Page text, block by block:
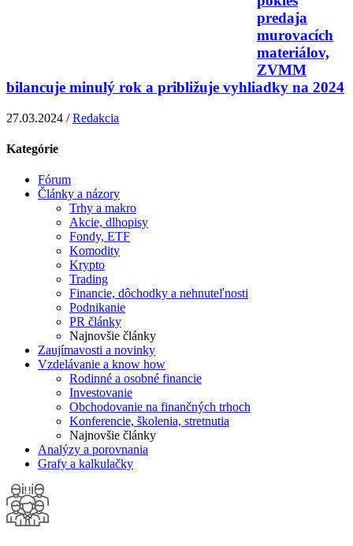
predaja
murovacích
materiálov,
ZVMM
bilancuje minulý rok a približuje vyhliadky na 2024
27.03.2024 /Redakcia
Kategórie
Fórum
Články a názory
Trhy a makro
Akcie, dlhopisy
Fondy, ETF
Komodity
Krypto
Trading
Financie, dôchodky a nehnuteľnosti
Podnikanie
PR články
Najnovšie články
Zaujímavosti a novinky
Vzdelávanie a know how
Rodinné a osobné financie
Investovanie
Obchodovanie na finančných trhoch
Konferencie, školenia, stretnutia
Najnovšie články
Analýzy a porovnania
Grafy a kalkulačky